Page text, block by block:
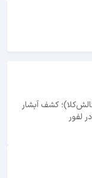
مقصد سفر در
کشف آبشار